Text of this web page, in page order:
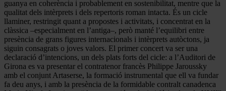
guanya en coherència i probablement en sostenibilitat, mentre que la
qualitat dels intèrprets i dels repertoris roman intacta. És un cicle
llaminer, restringit quant a propostes i activitats, i concentrat en la
clàssica –especialment en l’antiga–, però manté l’equilibri entre
presència de grans figures internacionals i intèrprets autòctons, ja
siguin consagrats o joves valors. El primer concert va ser una
declaració d’intencions, un dels plats forts del cicle: a l’Auditori de
Girona es va presentar el contratenor francès Philippe Jaroussky
amb el conjunt Artaserse, la formació instrumental que ell va fundar
fa deu anys, i amb la presència de la formidable contralt canadenca